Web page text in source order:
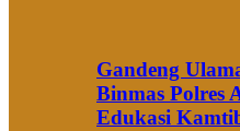
Gandeng
Binmas Polres
Edukasi